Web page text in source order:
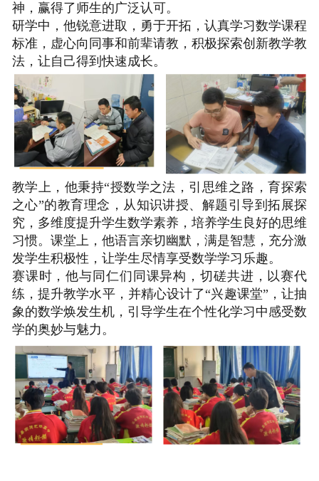
神，赢得了师生的广泛认可。
研学中，他锐意进取，勇于开拓，认真学习数学课程
标准，虚心向同事和前辈请教，积极探索创新教学教
法，让自己得到快速成长。
教学上，他秉持“授数学之法，引思维之路，育探索
之心”的教育理念，从知识讲授、解题引导到拓展探
究，多维度提升学生数学素养，培养学生良好的思维
习惯。课堂上，他语言亲切幽默，满是智慧，充分激
发学生积极性，让学生尽情享受数学学习乐趣。
赛课时，他与同仁们同课异构，切磋共进，以赛代
练，提升教学水平，并精心设计了“兴趣课堂”，让抽
象的数学焕发生机，引导学生在个性化学习中感受数
学的奥妙与魅力。